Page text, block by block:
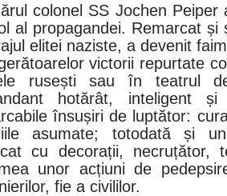
colonel SS Jochen
al propagandei. Remarcat
elitei naziste, a devenit
victorii repurtate
rusești sau în teatrul
hotărât, inteligent
însușiri de luptător:
asumate; totodată și
cu decorații, necruțător,
unor acțiuni de
fie a civililor.